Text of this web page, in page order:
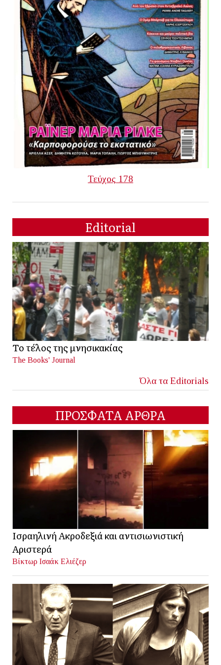
Τεύχος 178
Editorial
Το τέλος της μνησικακίας
The Books' Journal
Όλα τα Editorials
ΠΡΟΣΦΑΤΑ ΑΡΘΡΑ
Ισραηλινή Ακροδεξιά και αντισιωνιστική
Αριστερά
Βίκτωρ Ισαάκ Ελιέζερ